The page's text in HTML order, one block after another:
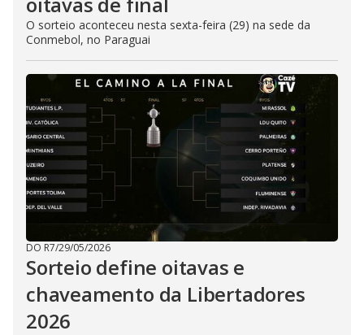
O sorteio aconteceu nesta sexta-feira (29) na sede da
Conmebol, no Paraguai
DO R7/29/05/2026
Sorteio define oitavas e
chaveamento da Libertadores
2026